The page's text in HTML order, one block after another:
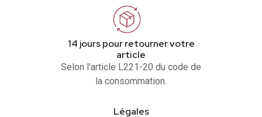
14 jours pour retourner votre
article
Selon l'article L221-20 du code de
la consommation.
Légales